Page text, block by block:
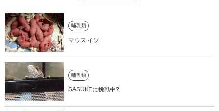
哺乳類
マウス イソ
哺乳類
SASUKEに挑戦中?